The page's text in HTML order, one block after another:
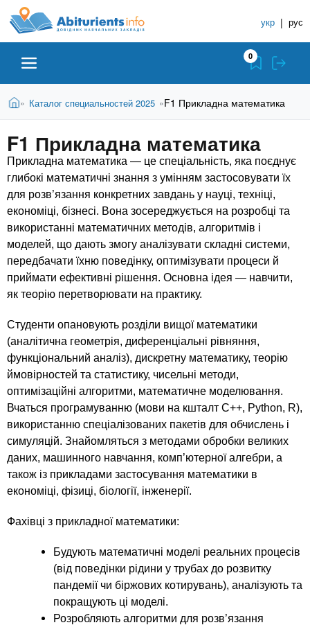
A
b
i
t
u
r
i
e
n
t
s
.
i
n
п
р
в
о
н
и
к
У
ч
е
б
н
ы
х
з
а
в
е
д
е
н
и
й
укр | рус
Абитуриенту
Вузы
Колледжи
Курсы
Частные школы
Онлайн курсы
За рубежом
0
В
д
е
с
Главная
» Каталог специальностей 2025 »F1 Прикладна математика
F1 Прикладна математика
Прикладна математика — це спеціальність, яка поєднує
глибокі математичні знання з умінням застосовувати їх
для розв’язання конкретних завдань у науці, техніці,
економіці, бізнесі. Вона зосереджується на розробці та
використанні математичних методів, алгоритмів і
моделей, що дають змогу аналізувати складні системи,
передбачати їхню поведінку, оптимізувати процеси й
приймати ефективні рішення. Основна ідея — навчити,
як теорію перетворювати на практику.
Студенти опановують розділи вищої математики
(аналітична геометрія, диференціальні рівняння,
функціональний аналіз), дискретну математику, теорію
ймовірностей та статистику, чисельні методи,
оптимізаційні алгоритми, математичне моделювання.
Вчаться програмуванню (мови на кшталт C++, Python, R),
використанню спеціалізованих пакетів для обчислень і
симуляцій. Знайомляться з методами обробки великих
даних, машинного навчання, комп’ютерної алгебри, а
також із прикладами застосування математики в
економіці, фізиці, біології, інженерії.
Фахівці з прикладної математики:
Будують математичні моделі реальних процесів
(від поведінки рідини у трубах до розвитку
пандемії чи біржових котирувань), аналізують та
покращують ці моделі.
Розробляють алгоритми для розв’язання